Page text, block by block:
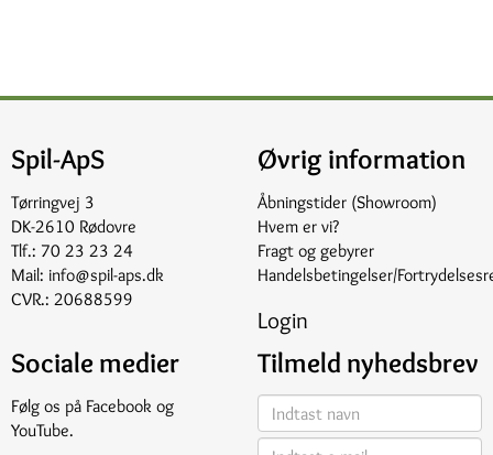
Spil-ApS
Tørringvej 3
DK-2610 Rødovre
Tlf.: 70 23 23 24
Mail: info@spil-aps.dk
CVR.: 20688599
Øvrig information
Åbningstider (Showroom)
Hvem er vi?
Fragt og gebyrer
Handelsbetingelser/
Login
Sociale medier
Følg os på Facebook og
YouTube.
Tilmeld nyhedsbrev